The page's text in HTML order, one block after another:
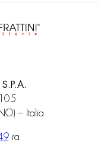
S.P.A.
– Italia
ra